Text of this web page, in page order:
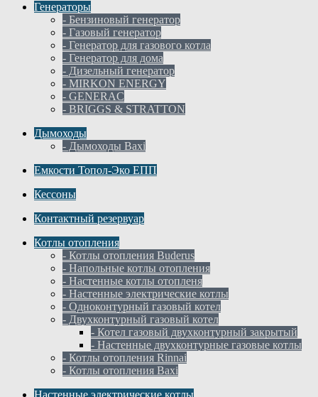
Генераторы
- Бензиновый генератор
- Газовый генератор
- Генератор для газового котла
- Генератор для дома
- Дизельный генератор
- MIRKON ENERGY
- GENERAC
- BRIGGS & STRATTON
Дымоходы
- Дымоходы Baxi
Емкости Топол-Эко ЕПП
Кессоны
Контактный резервуар
Котлы отопления
- Котлы отопления Buderus
- Напольные котлы отопления
- Настенные котлы отопленя
- Настенные электрические котлы
- Одноконтурный газовый котел
- Двухконтурный газовый котел
- Котел газовый двухконтурный закрытый
- Настенные двухконтурные газовые котлы
- Котлы отопления Rinnai
- Котлы отопления Baxi